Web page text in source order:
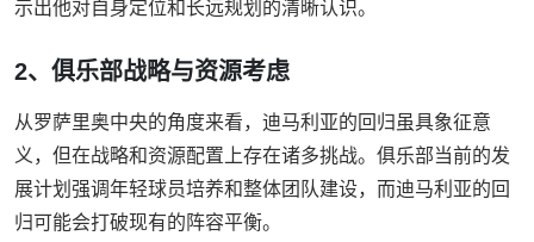
示出他对自身定位和长远规划的清晰认识。
2、俱乐部战略与资源考虑
从罗萨里奥中央的角度来看，迪马利亚的回归虽具象征意
义，但在战略和资源配置上存在诸多挑战。俱乐部当前的发
展计划强调年轻球员培养和整体团队建设，而迪马利亚的回
归可能会打破现有的阵容平衡。